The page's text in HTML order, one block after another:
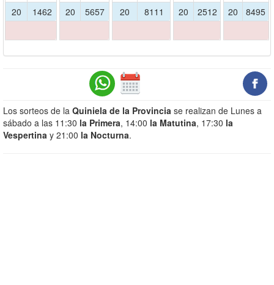
20
1462
20
5657
20
8111
20
2512
20
8495
Los sorteos de la Quiniela de la Provincia se realizan de Lunes a
sábado a las 11:30 la Primera, 14:00 la Matutina, 17:30 la
Vespertina y 21:00 la Nocturna.